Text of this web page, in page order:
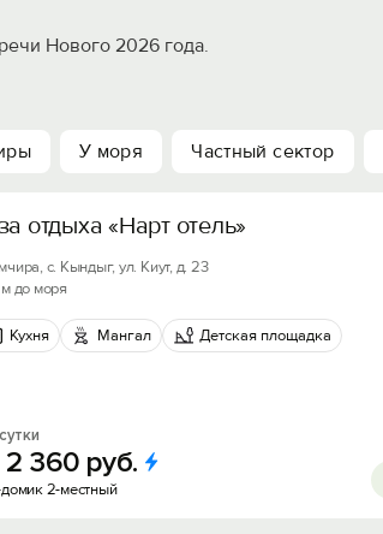
Нового 2026 года.
У моря Частный сектор
отдыха «Нарт отель»
с. Кындыг, ул. Киут, д. 23
до моря
Кухня Мангал Детская площадка
2 360 руб.
2-местный